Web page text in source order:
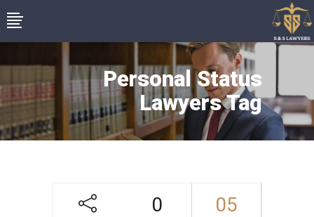
Personal Status
Lawyers Tag
05
0